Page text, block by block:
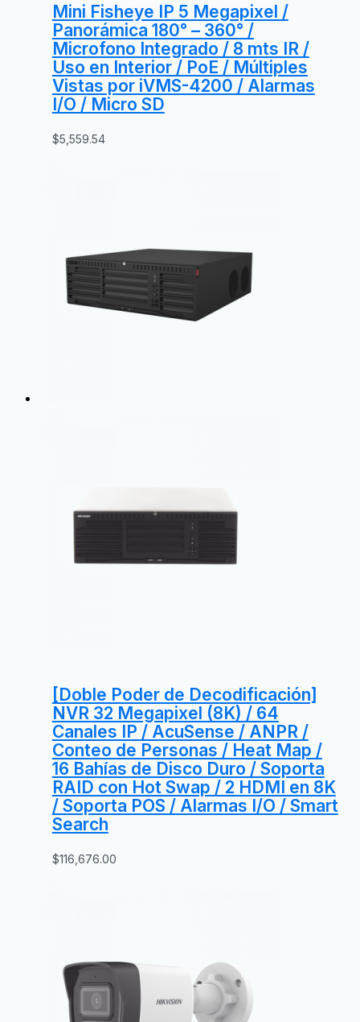
Mini Fisheye IP 5 Megapixel /
Panorámica 180° – 360° /
Microfono Integrado / 8 mts IR /
Uso en Interior / PoE / Múltiples
Vistas por iVMS-4200 / Alarmas
I/O / Micro SD
$5,559.54
[Doble Poder de Decodificación]
NVR 32 Megapixel (8K) / 64
Canales IP / AcuSense / ANPR /
Conteo de Personas / Heat Map /
16 Bahías de Disco Duro / Soporta
RAID con Hot Swap / 2 HDMI en 8K
/ Soporta POS / Alarmas I/O / Smart
Search
$116,676.00